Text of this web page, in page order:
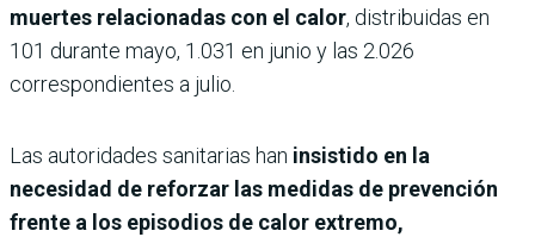
muertes relacionadas con el calor, distribuidas en
101 durante mayo, 1.031 en junio y las 2.026
correspondientes a julio.
Las autoridades sanitarias han insistido en la
necesidad de reforzar las medidas de prevención
frente a los episodios de calor extremo,